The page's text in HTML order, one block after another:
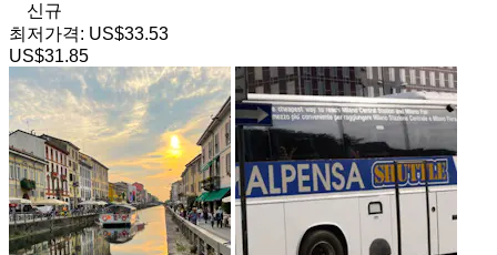
신규
최저가격: US$33.53
US$31.85